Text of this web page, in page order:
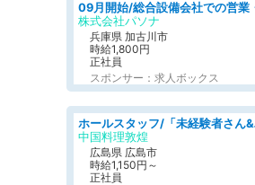
株式会社パソナ
兵庫県 加古川市
時給1,800円
正社員
スポンサー：求人ボックス
中国料理敦煌
広島県 広島市
時給1,150円～
正社員